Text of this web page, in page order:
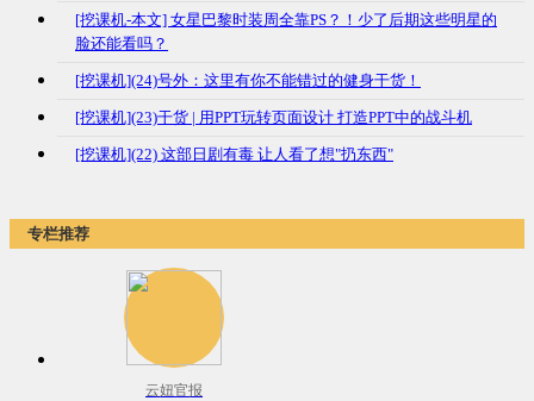
[挖课机-本文] 女星巴黎时装周全靠PS？！少了后期这些明星的
脸还能看吗？
[挖课机](24)号外：这里有你不能错过的健身干货！
[挖课机](23)干货 | 用PPT玩转页面设计 打造PPT中的战斗机
[挖课机](22) 这部日剧有毒 让人看了想"扔东西"
专栏推荐
云妞官报